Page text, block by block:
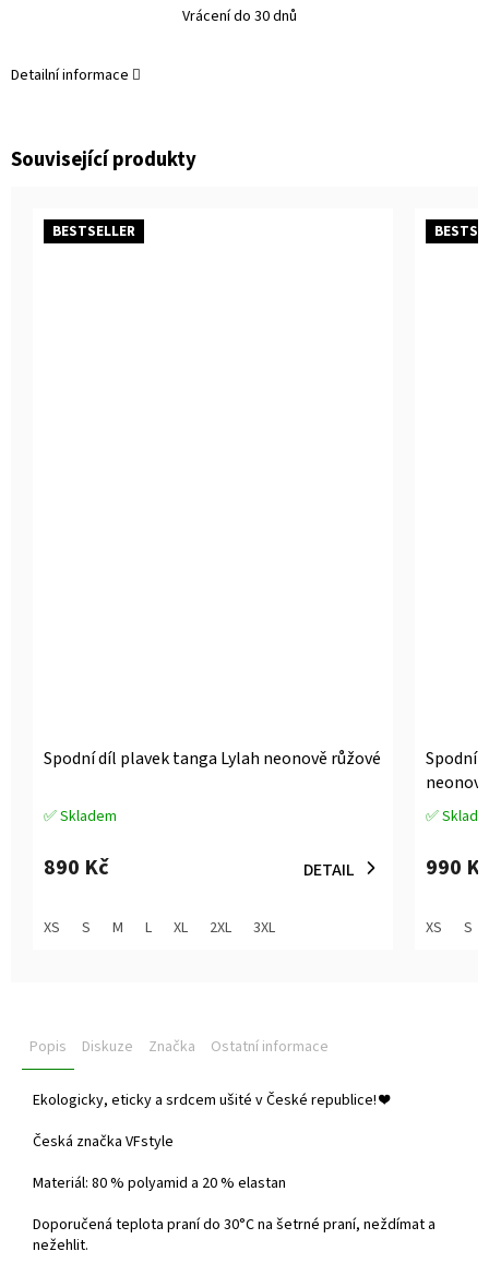
Vrácení do 30 dnů
Detailní informace
Související produkty
BESTSELLER
Spodní díl plavek tanga Lylah neonově růžové
Průměrné
produktu
je
z
✅ Skladem
890 Kč DETAIL
XS S M L XL 2XL 3XL
Spodní
Průměrné
produktu
je
z
✅
990
XS S
Popis Diskuze Značka Ostatní informace
Ekologicky, eticky a srdcem ušité v České republice!❤️
Česká značka VFstyle
Materiál: 80 % polyamid a 20 % elastan
Doporučená teplota praní do 30°C na šetrné praní, neždímat a
nežehlit.